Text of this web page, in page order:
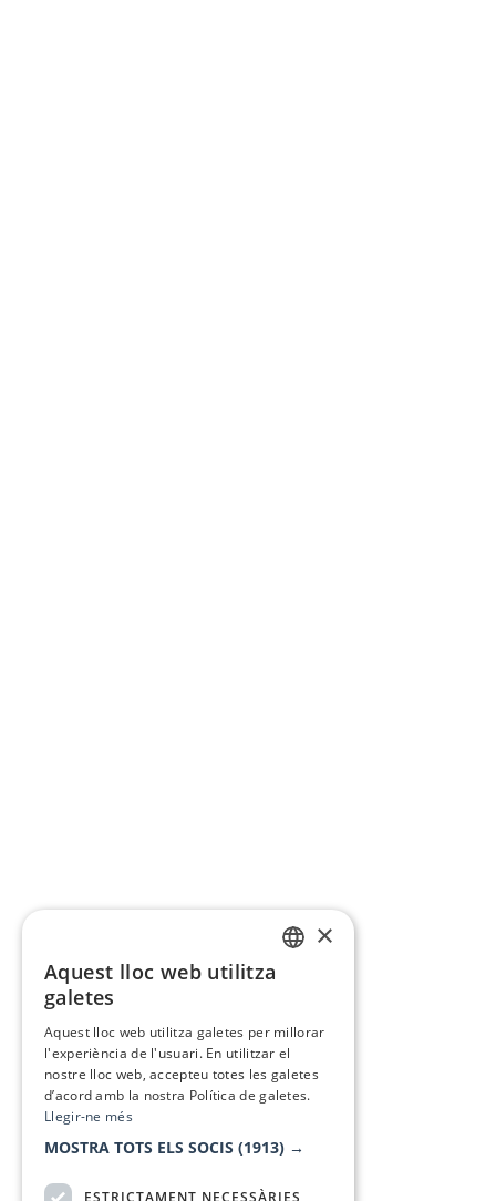
×
Aquest lloc web utilitza
galetes
Aquest lloc web utilitza galetes per millorar
l'experiència de l'usuari. En utilitzar el
nostre lloc web, accepteu totes les galetes
d’acord amb la nostra Política de galetes.
Llegir-ne més
MOSTRA TOTS ELS SOCIS (1913) →
ESTRICTAMENT NECESSÀRIES